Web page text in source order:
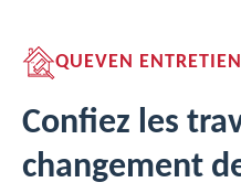
QUEVEN ENTRETIEN
Confiez les
changement